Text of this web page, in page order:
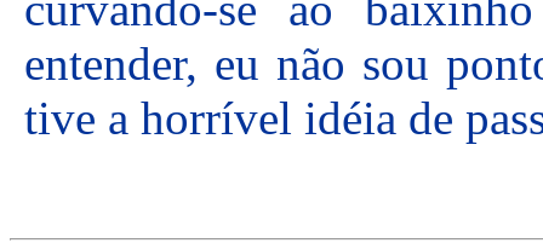
entender, eu não sou
tive a horrível idéia de